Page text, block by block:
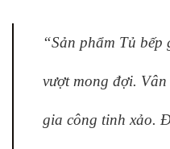
“Sản phẩm Tủ bếp
vượt mong đợi.
gia công tinh xảo.